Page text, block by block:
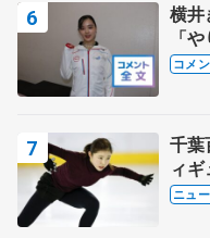
横
「
SP】
コメ
千
ィ
ニュ